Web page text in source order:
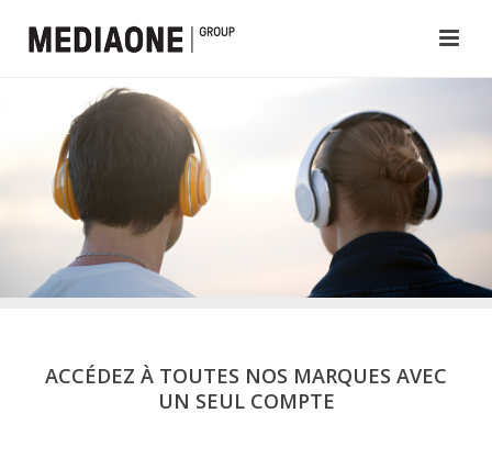
ACCÉDEZ À TOUTES NOS MARQUES AVEC
UN SEUL COMPTE